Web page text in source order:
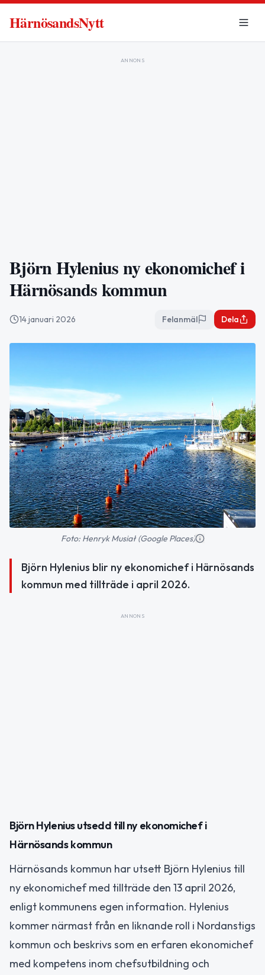
HärnösandsNytt
ANNONS
Björn Hylenius ny ekonomichef i
Härnösands kommun
14 januari 2026 Felanmäl Dela
Foto: Henryk Musiał (Google Places)
Björn Hylenius blir ny ekonomichef i Härnösands
kommun med tillträde i april 2026.
ANNONS
Björn Hylenius utsedd till ny ekonomichef i
Härnösands kommun
Härnösands kommun har utsett Björn Hylenius till
ny ekonomichef med tillträde den 13 april 2026,
enligt kommunens egen information. Hylenius
kommer närmast från en liknande roll i Nordanstigs
kommun och beskrivs som en erfaren ekonomichef
med kompetens inom chefsutbildning och